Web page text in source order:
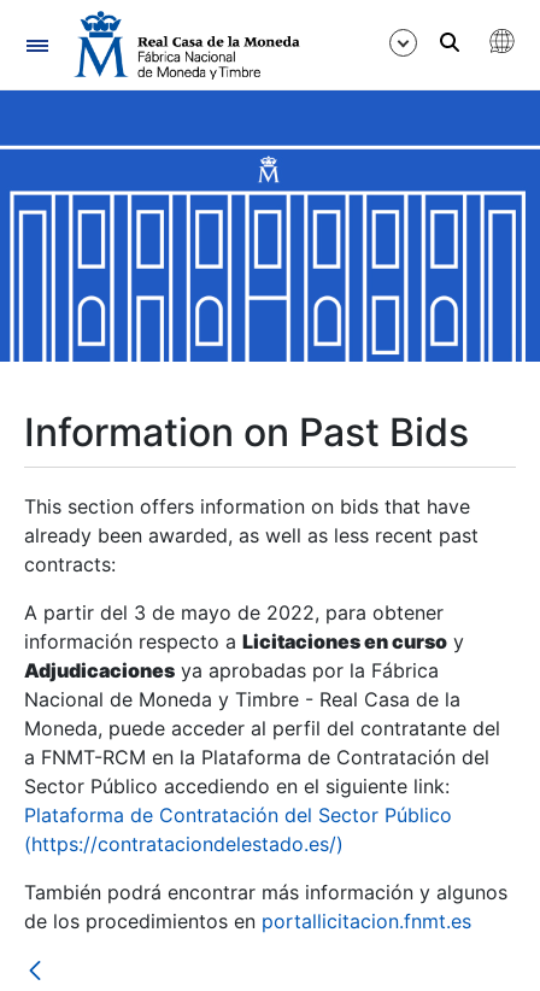
Navigation
Show/Hide
Show/Hide
Show/Hide
Show/Hide
Show/Hide
Information on Past Bids
This section offers information on bids that have
already been awarded, as well as less recent past
contracts:
A partir del 3 de mayo de 2022, para obtener
información respecto a Licitaciones en curso y
Adjudicaciones ya aprobadas por la Fábrica
Nacional de Moneda y Timbre - Real Casa de la
Moneda, puede acceder al perfil del contratante del
a FNMT-RCM en la Plataforma de Contratación del
Sector Público accediendo en el siguiente link:
Plataforma de Contratación del Sector Público
(https://contrataciondelestado.es/)
También podrá encontrar más información y algunos
de los procedimientos en portallicitacion.fnmt.es